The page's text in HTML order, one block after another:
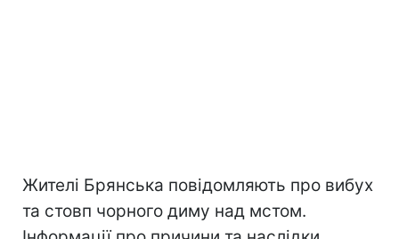
Жителі Брянська повідомляють про вибух
та стовп чорного диму над мстом.